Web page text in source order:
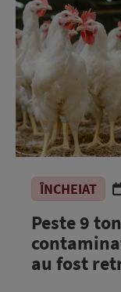
ÎNCHEIAT
Peste 9
au fost